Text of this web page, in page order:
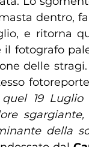
dentro,
e ritorna
il fotografo
delle
quel 19 Luglio
della